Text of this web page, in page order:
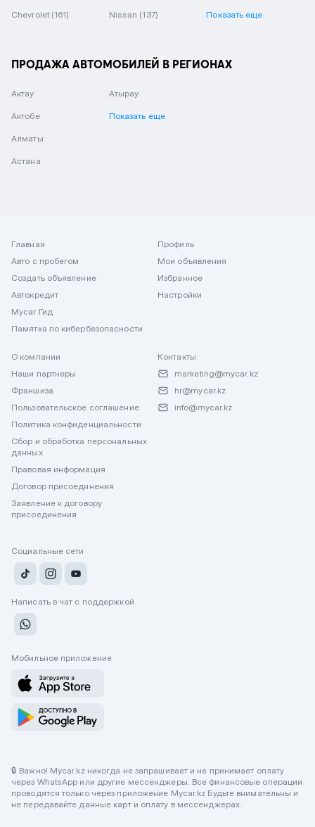
Chevrolet (161) Nissan (137) Показать еще
ПРОДАЖА АВТОМОБИЛЕЙ В РЕГИОНАХ
Актау
Актобе
Алматы
Астана
Атырау
Показать еще
Главная
Авто с пробегом
Создать объявление
Автокредит
Mycar Гид
Памятка по кибербезопасности
Профиль
Мои объявления
Избранное
Настройки
О компании
Наши партнеры
Франшиза
Пользовательское соглашение
Политика конфиденциальности
Сбор и обработка персональных
данных
Правовая информация
Договор присоединения
Заявление к договору
присоединения
Контакты
marketing@mycar.kz
hr@mycar.kz
info@mycar.kz
Социальные сети
Написать в чат с поддержкой
Мобильное приложение
🔒 Важно! Mycar.kz никогда не запрашивает и не принимает оплату
через WhatsApp или другие мессенджеры. Все финансовые операции
проводятся только через приложение Mycar.kz Будьте внимательны и
не передавайте данные карт и оплату в мессенджерах.